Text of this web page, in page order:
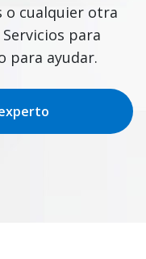
o cualquier otra
para
para ayudar.